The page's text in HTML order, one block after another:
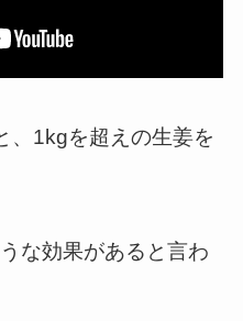
、1kgを超えの生姜を
な効果があると言わ